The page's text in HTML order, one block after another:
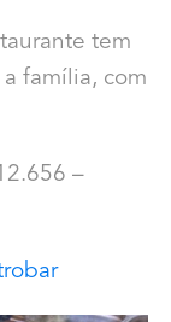
tem
família, com
–